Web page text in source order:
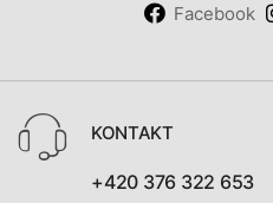
Facebook
KONTAKT
+420 376 322 653